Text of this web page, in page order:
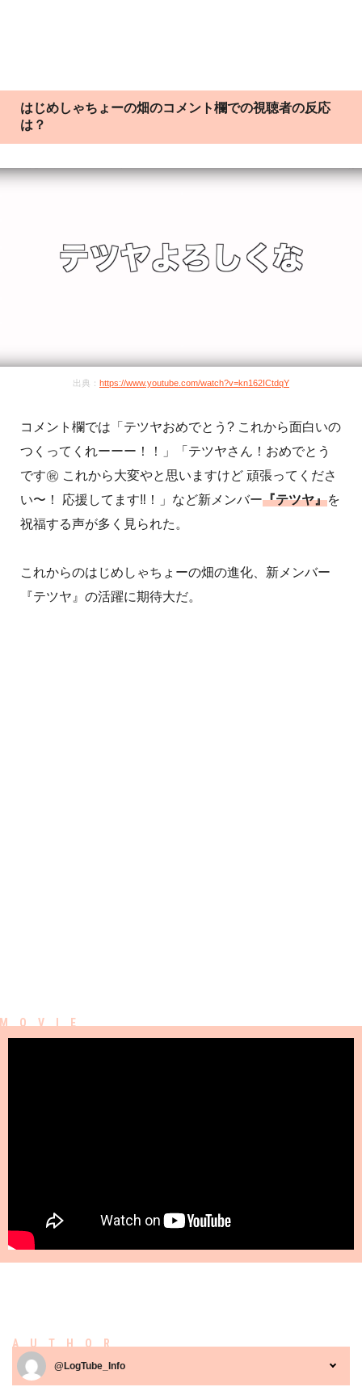
はじめしゃちょーの畑のコメント欄での視聴者の反応
は？
出典： https://www.youtube.com/watch?v=kn162ICtdqY
コメント欄では「テツヤおめでとう? これから面白いの
つくってくれーーー！！」「テツヤさん！おめでとう
です㊗️ これから大変やと思いますけど 頑張ってくださ
い〜！ 応援してます‼︎！」など新メンバー『テツヤ』を
祝福する声が多く見られた。
これからのはじめしゃちょーの畑の進化、新メンバー
『テツヤ』の活躍に期待大だ。
AUTHOR
@LogTube_Info